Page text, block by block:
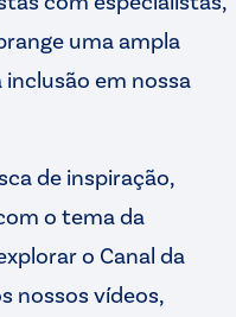
uma ampla
em nossa
de inspiração,
o tema da
o Canal da
nossos vídeos,